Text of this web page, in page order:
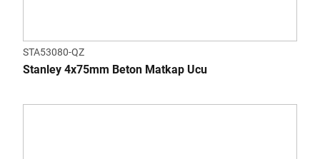
STA53080-QZ
Stanley 4x75mm Beton Matkap Ucu